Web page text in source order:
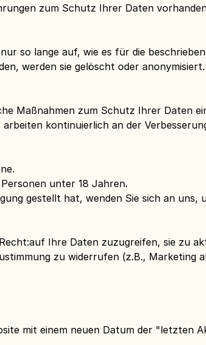
zum Schutz Ihrer Daten
so lange auf, wie es für die
werden sie gelöscht oder anonymisiert.
Maßnahmen zum Schutz Ihrer Daten
kontinuierlich an der
unter 18 Jahren.
gestellt hat, wenden Sie sich an uns,
Ihre Daten zuzugreifen, sie zu
zu widerrufen (z.B., Marketing
mit einem neuen Datum der "letzten